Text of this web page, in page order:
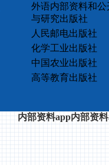
外语内部资料和公
与研究出版社
人民邮电出版社
化学工业出版社
中国农业出版社
高等教育出版社
内部资料app内部资